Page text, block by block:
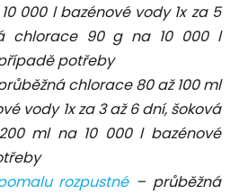
000 l bazénové vody 1x za 5
chlorace 90 g na 10 000 l
potřeby
chlorace 80 až 100 ml
vody 1x za 3 až 6 dní, šoková
ml na 10 000 l bazénové
rozpustné– průběžná